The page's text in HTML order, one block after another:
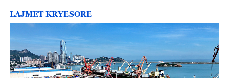
LAJMET KRYESORE